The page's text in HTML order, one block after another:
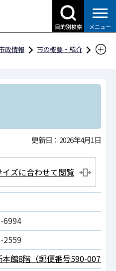
目的別検索 メニュー
政情報
市の概要・紹介
更新日：2026年4月1日
イズに合わせて閲覧
6994
2559
本館8階（郵便番号590-0078